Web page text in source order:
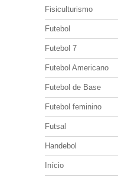
Fisiculturismo
Futebol
Futebol 7
Futebol Americano
Futebol de Base
Futebol feminino
Futsal
Handebol
Início